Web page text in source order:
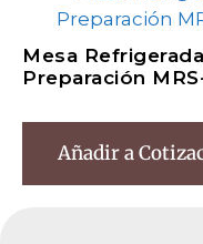
Mesa
Preparación
Añadir a